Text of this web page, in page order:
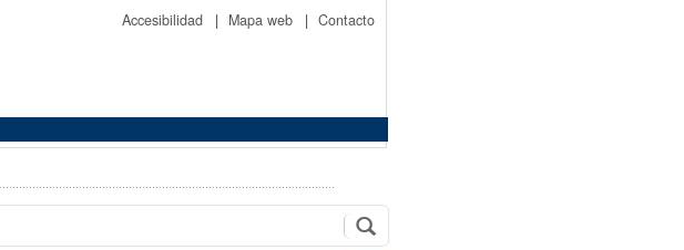
Accesibilidad | Mapa web | Contacto